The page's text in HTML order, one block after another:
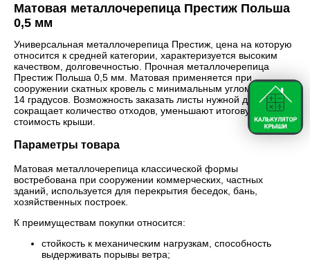
Матовая металлочерепица Престиж Польша
0,5 мм
Универсальная металлочерепица Престиж, цена на которую
относится к средней категории, характеризуется высоким
качеством, долговечностью. Прочная металлочерепица
Престиж Польша 0,5 мм. Матовая применяется при
сооружении скатных кровель с минимальным углом уклона
14 градусов. Возможность заказать листы нужной длины
сокращает количество отходов, уменьшают итоговую
стоимость крыши.
Параметры товара
Матовая металлочерепица классической формы
востребована при сооружении коммерческих, частных
зданий, используется для перекрытия беседок, бань,
хозяйственных построек.
К преимуществам покупки относится:
стойкость к механическим нагрузкам, способность
выдерживать порывы ветра;